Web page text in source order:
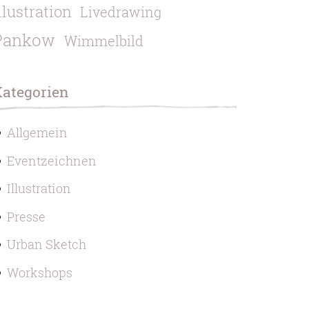
Livedrawing
Wimmelbild
Allgemein
Eventzeichnen
Illustration
Presse
Urban Sketch
Workshops